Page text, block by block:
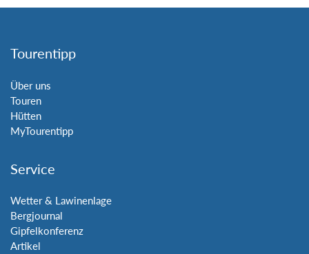
Tourentipp
Über uns
Touren
Hütten
MyTourentipp
Service
Wetter & Lawinenlage
Bergjournal
Gipfelkonferenz
Artikel